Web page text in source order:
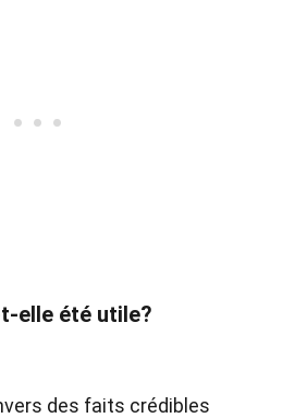
elle été utile?
des faits crédibles